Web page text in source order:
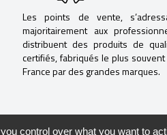
Les points de vente,
majoritairement aux
distribuent des produits de
certifiés, fabriqués le plus
France par des grandes marques.
control over what you want to